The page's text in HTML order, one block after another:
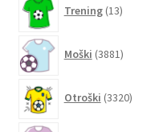
Trening 13izdelkov
Moški 3881izdelkov
Otroški 3320izdelkov